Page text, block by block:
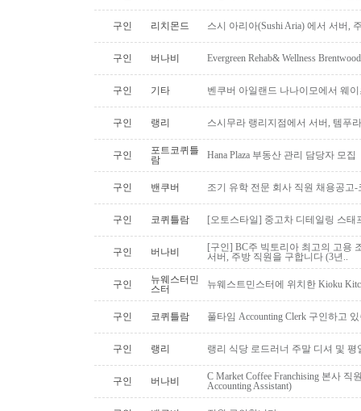
구인 리치몬드 스시 아리아(Sushi Aria) 에서 서버,
구인 버나비 Evergreen Rehab& Wellness
구인 기타 벤쿠버 아일랜드 나나이모에서 웨
구인 랭리 스시무라 랭리지점에서 서버, 템푸
구인
포트코퀴틀
람
Hana Plaza 부동산 관리 담당자 모집
구인 밴쿠버 조기 유학 전문 회사 직원 채용공고
구인 코퀴틀람 [오토스타일] 중고차 디테일링 스태
구인 버나비
[구인] BC주 빅토리아 최고의 고용
서버, 주방 직원을 구합니다 (3년..
구인
뉴웨스터민
스터
뉴웨스트민스터에 위치한 Kioku
구인 코퀴틀람 풀타임 Accounting Clerk 구인하고
구인 랭리 랭리 식당 로드러너 주말 디셔 및
구인 버나비
C Market Coffee Franchising 본사 직
Accounting Assistant)